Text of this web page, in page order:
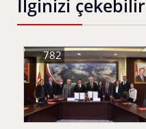
İlginizi çekebilir
782